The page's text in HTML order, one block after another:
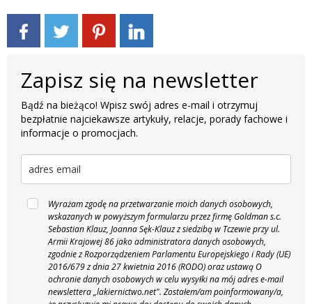
Zapisz się na newsletter
Bądź na bieżąco! Wpisz swój adres e-mail i otrzymuj
bezpłatnie najciekawsze artykuły, relacje, porady fachowe i
informacje o promocjach.
Wyrażam zgodę na przetwarzanie moich danych osobowych,
wskazanych w powyższym formularzu przez firmę Goldman s.c.
Sebastian Klauz, Joanna Sęk-Klauz z siedzibą w Tczewie przy ul.
Armii Krajowej 86 jako administratora danych osobowych,
zgodnie z Rozporządzeniem Parlamentu Europejskiego i Rady (UE)
2016/679 z dnia 27 kwietnia 2016 (RODO) oraz ustawą O
ochronie danych osobowych w celu wysyłki na mój adres e-mail
newslettera „lakiernictwo.net". Zostałem/am poinformowany/a,